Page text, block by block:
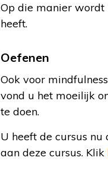
Op die manier wordt
heeft.
Oefenen
Ook voor
vond u het moeilijk
te doen.
U heeft de cursus nu
aan deze cursus. Klik